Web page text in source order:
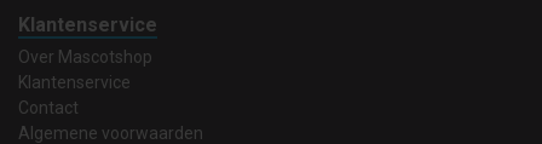
Klantenservice
Over Mascotshop
Klantenservice
Contact
Algemene voorwaarden